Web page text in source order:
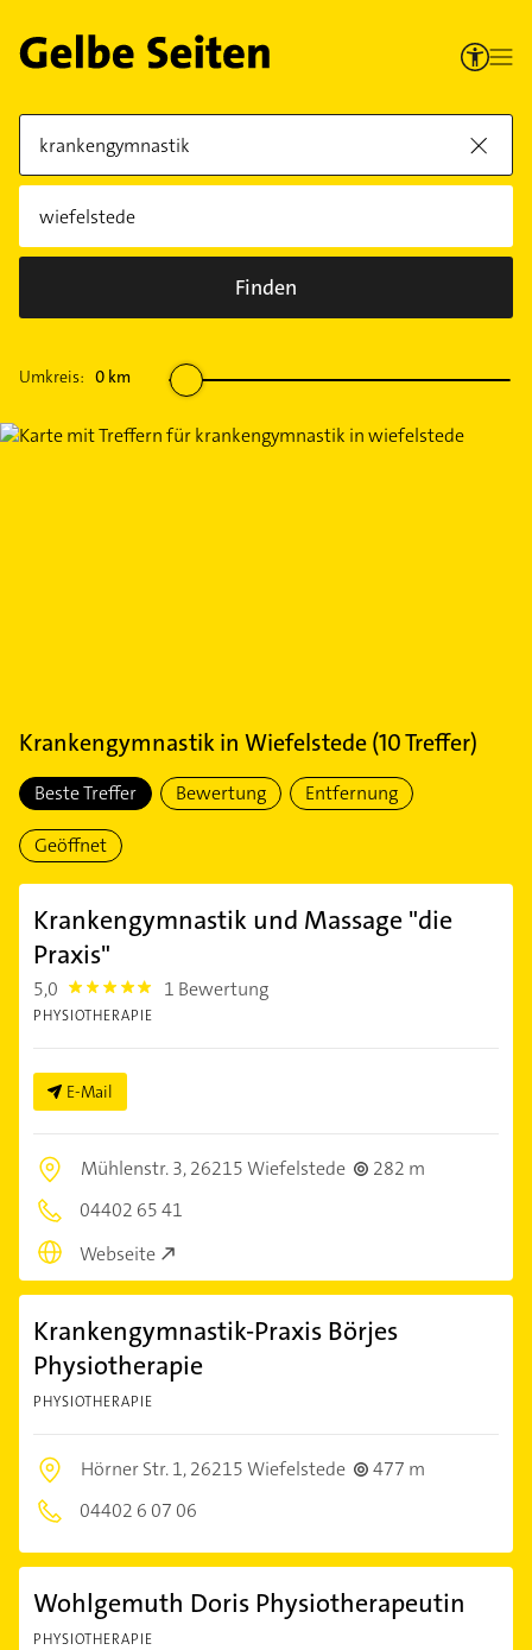
Finden
Umkreis: 0 km
Krankengymnastikin Wiefelstede(10Treffer)
Beste Treffer Bewertung Entfernung
Geöffnet
Krankengymnastik und Massage "die
Praxis"
5,0 5.0 1 Bewertung
PHYSIOTHERAPIE
E-Mail
Mühlenstr. 3,26215 Wiefelstede
282 m
04402 65 41
Webseite
Krankengymnastik-Praxis Börjes
Physiotherapie
PHYSIOTHERAPIE
Hörner Str. 1,26215 Wiefelstede
477 m
04402 6 07 06
Wohlgemuth Doris Physiotherapeutin
PHYSIOTHERAPIE